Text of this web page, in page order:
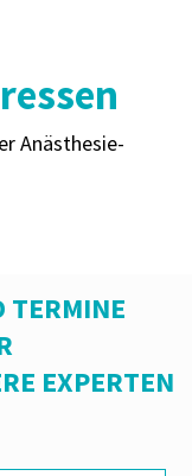
TERMINE
EXPERTEN
Anästhesie-